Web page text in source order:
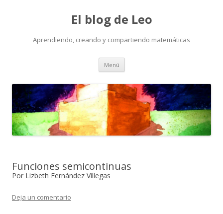
El blog de Leo
Aprendiendo, creando y compartiendo matemáticas
Menú Saltar
contenido
Funciones semicontinuas
Por Lizbeth Fernández Villegas
Deja un comentario